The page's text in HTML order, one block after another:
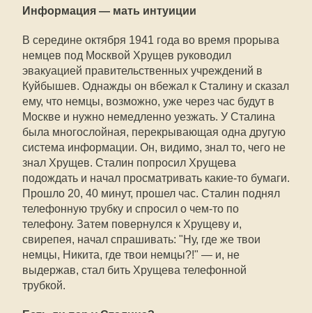
Информация — мать интуиции
В середине октября 1941 года во время прорыва
немцев под Москвой Хрущев руководил
эвакуацией правительственных учреждений в
Куйбышев. Однажды он вбежал к Сталину и сказал
ему, что немцы, возможно, уже через час будут в
Москве и нужно немедленно уезжать. У Сталина
была многослойная, перекрывающая одна другую
система информации. Он, видимо, знал то, чего не
знал Хрущев. Сталин попросил Хрущева
подождать и начал просматривать какие-то бумаги.
Прошло 20, 40 минут, прошел час. Сталин поднял
телефонную трубку и спросил о чем-то по
телефону. Затем повернулся к Хрущеву и,
свирепея, начал спрашивать: "Ну, где же твои
немцы, Никита, где твои немцы?!" — и, не
выдержав, стал бить Хрущева телефонной
трубкой.